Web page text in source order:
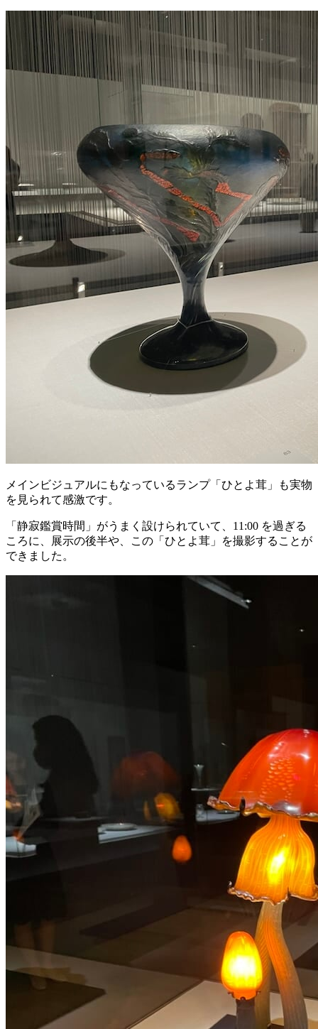
メインビジュアルにもなっているランプ「ひとよ茸」も実物
を見られて感激です。
「静寂鑑賞時間」がうまく設けられていて、11:00 を過ぎる
ころに、展示の後半や、この「ひとよ茸」を撮影することが
できました。